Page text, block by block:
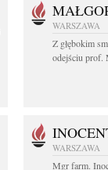
WARSZAWA
Z głębokim
odejściu prof.
WARSZAWA
Mgr farm.